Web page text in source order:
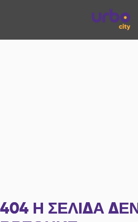
404 Η ΣΕΛΊΔΑ ΔΕΝ